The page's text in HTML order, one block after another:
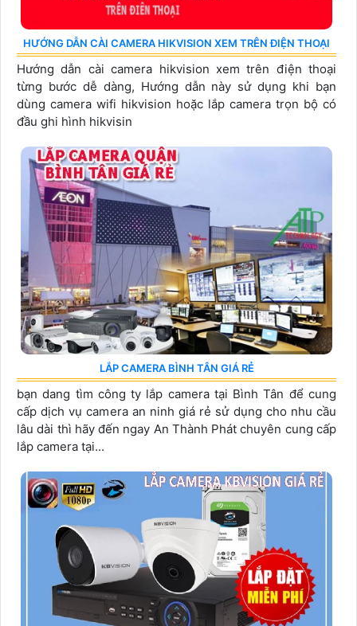
HƯỚNG DẪN CÀI CAMERA HIKVISION XEM TRÊN ĐIỆN THOẠI
Hướng dẫn cài camera hikvision xem trên điện thoại
từng bước dễ dàng, Hướng dẫn này sử dụng khi bạn
dùng camera wifi hikvision hoặc lắp camera trọn bộ có
đầu ghi hình hikvisin
LẮP CAMERA BÌNH TÂN GIÁ RẺ
bạn dang tìm công ty lắp camera tại Bình Tân để cung
cấp dịch vụ camera an ninh giá rẻ sử dụng cho nhu cầu
lâu dài thì hãy đến ngay An Thành Phát chuyên cung cấp
lắp camera tại...